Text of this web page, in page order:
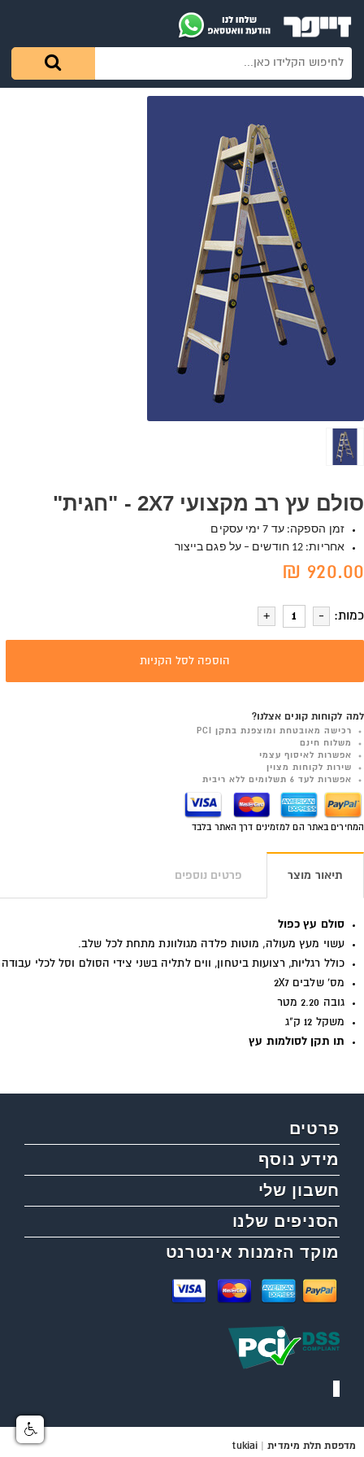
סולם עץ רב מקצועי 2X7 - "חגית"
זמן הספקה: עד 7 ימי עסקים
אחריות: 12 חודשים – על פגם בייצור
920.00 ₪
כמות:
הוספה לסל הקניות
למה לקוחות קונים אצלנו?
רכישה מאובטחת ומוצפנת בתקן PCI
משלוח חינם
אפשרות לאיסוף עצמי
שירות לקוחות מצוין
אפשרות לעד 6 תשלומים ללא ריבית
המחירים באתר הם למזמינים דרך האתר בלבד
תיאור מוצר פרטים נוספים
סולם עץ כפול
עשוי מעץ מעולה, מוטות פלדה מגולוונת מתחת לכל שלב.
כולל רגליות, רצועות ביטחון, ווים לתליה בשני צידי הסולם וסל לכלי עבודה
מס' שלבים 2X7
גובה 2.20 מטר
משקל 12 ק"ג
תו תקן לסולמות עץ
פרטים
מידע נוסף
חשבון שלי
הסניפים שלנו
מוקד הזמנות אינטרנט
מדפסת תלת מימדית|
tukiai